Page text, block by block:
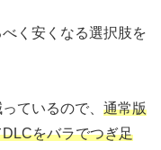
く安くなる選択肢を
ているので、 通常版
をバラでつぎ足